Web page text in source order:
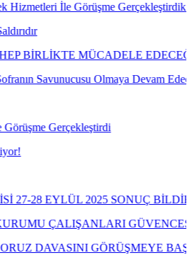
Gerçekleştirdik.
MÜCADELE EDECEĞİZ
Olmaya Devam Edeceğiz!
2025 SONUÇ BİLDİRGESİ
GÜVENCESİZLİĞE
GÖRÜŞMEYE BAŞLIYOR